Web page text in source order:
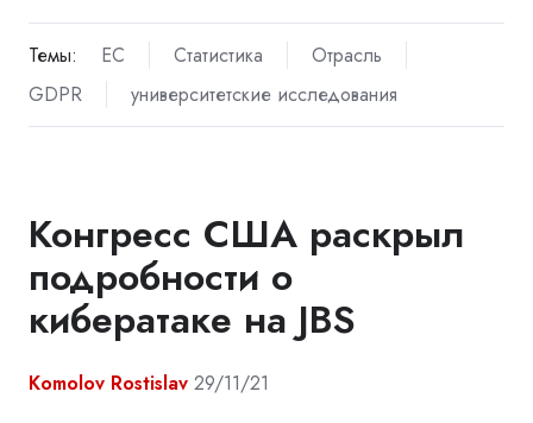
Темы: ЕС Статистика
Отрасль
GDPR
университетские исследования
Конгресс США раскрыл
подробности о
кибератаке на JBS
Komolov Rostislav 29/11/21